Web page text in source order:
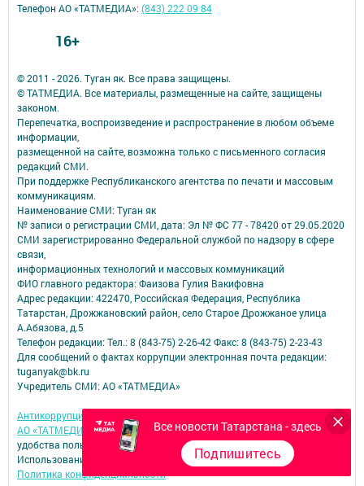
Все новости Татарстана - здесь
Подпишитесь
© 2011 - 2026. Туган як. Все права защищены.
© ТАТМЕДИА. Все материалы, размещенные на сайте, защищены
законом.
Перепечатка, воспроизведение и распространение в любом объеме
информации,
размещенной на сайте, возможна только с письменного согласия
редакций СМИ.
При поддержке Республиканского агентства по печати и массовым
коммуникациям.
Наименование СМИ: Туган як
№ записи о регистрации СМИ, дата: Эл № ФС 77 - 78420 от 29.05.2020
СМИ зарегистрированно Федеральной службой по надзору в сфере
связи,
информационных технологий и массовых коммуникаций
ФИО главного редактора: Фаизова Гулия Вакифовна
Адрес редакции: 422470, Российская Федерация, Республика
Татарстан, Дрожжановский район, село Старое Дрожжаное улица
А.Абязова, д.5
Телефон редакции: Тел.: 8 (843-75) 2-26-42 Факс: 8 (843-75) 2-23-43
Для сообщений о фактах коррупции электронная почта редакции:
tuganyak@bk.ru
Учредитель СМИ: АО «ТАТМЕДИА»
Антикоррупционная политика
АО «ТАТМЕДИА» использует «cookie»для персонализации сервисов и
удобства пользователей сайтом.
Использование «cookie» можно отменить в настройках браузера.
Политика конфиденциальности
Телефон АО «ТАТМЕДИА»:(843) 222 09 84
16+